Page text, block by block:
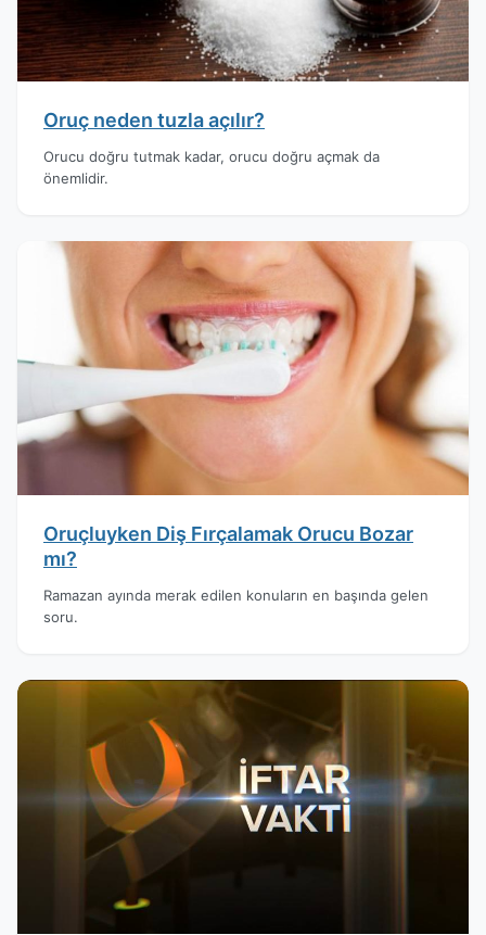
Oruç neden tuzla açılır?
Orucu doğru tutmak kadar, orucu doğru açmak da
önemlidir.
Oruçluyken Diş Fırçalamak Orucu Bozar
mı?
Ramazan ayında merak edilen konuların en başında gelen
soru.